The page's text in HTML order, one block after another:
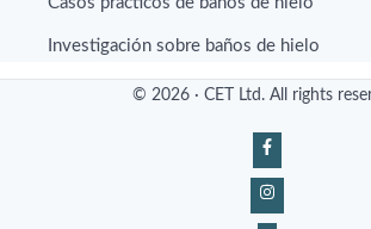
Investigación sobre baños de hielo
© 2026 · CET Ltd. All rights
Contactenos